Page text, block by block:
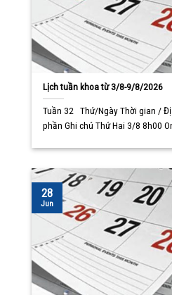
Lịch tuần khoa từ 3/8-9/8/2026
Tuần 32 Thứ/Ngày Thời gian /
phần Ghi chú Thứ Hai 3/8 8h00
28
Jun